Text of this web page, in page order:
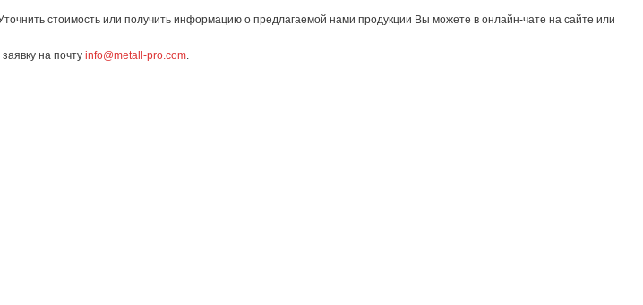
стоимость или получить информацию о предлагаемой нами продукции Вы можете в онлайн-чате на сайте или
на почту info@metall-pro.com.